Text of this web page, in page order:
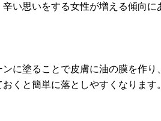
い思いをする女性が増える傾向
に塗ることで皮膚に油の膜を作
くと簡単に落としやすくなります。